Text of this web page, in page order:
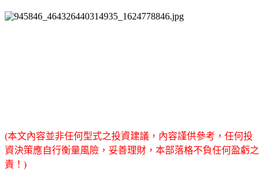
(本文內容並非任何型式之投資建議，內容謹供參考，任何投
資決策應自行衡量風險，妥善理財，本部落格不負任何盈虧之
責！)